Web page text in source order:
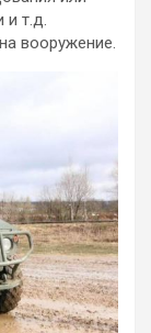
и т.д.
вооружение.